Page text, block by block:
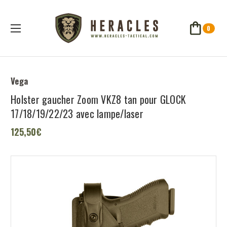
0
Vega
Holster gaucher Zoom VKZ8 tan pour GLOCK
17/18/19/22/23 avec lampe/laser
125,50€